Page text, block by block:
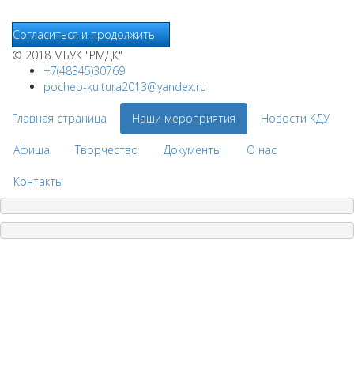
Согласиться и продолжить
© 2018 МБУК "РМДК"
+7(48345)30769
pochep-kultura2013@yandex.ru
Главная страница Наши мероприятия Новости КДУ
Афиша Творчество Документы О нас
Контакты